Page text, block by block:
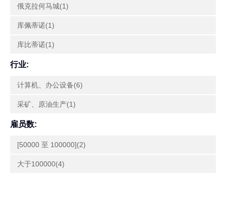
俄克拉何马城(1)
库佩蒂诺(1)
库比蒂诺(1)
行业:
计算机、办公设备(6)
采矿、原油生产(1)
雇员数:
[50000 至 100000](2)
大于100000(4)